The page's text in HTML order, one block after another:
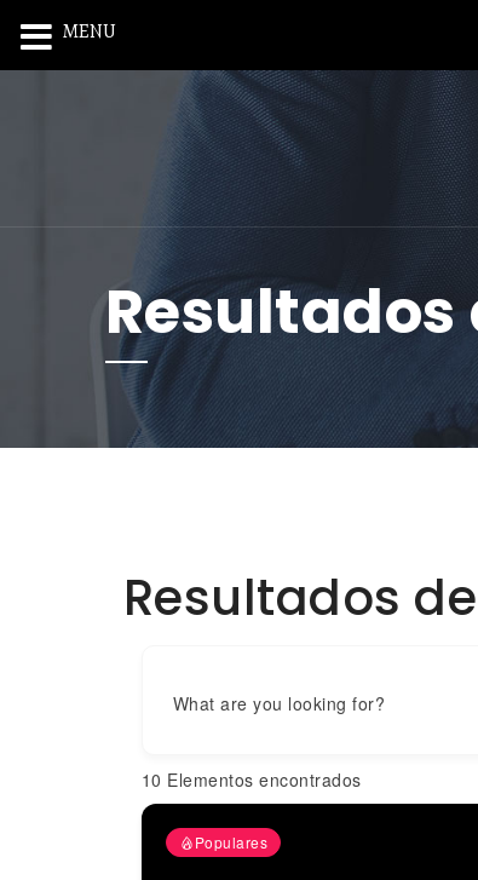
Resultados
What are you looking for?
10 Elementos encontrados
Populares
MENU